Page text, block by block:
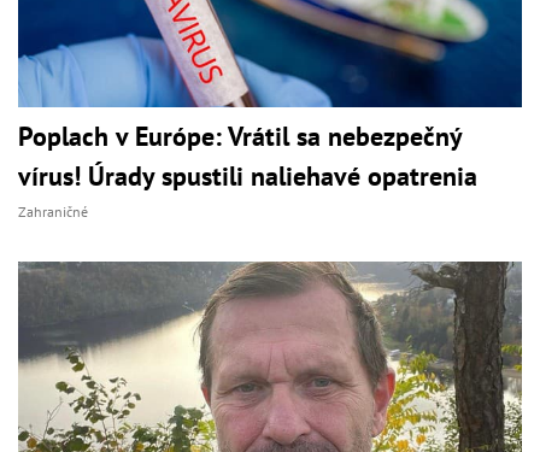
Poplach v Európe: Vrátil sa nebezpečný
vírus! Úrady spustili naliehavé opatrenia
Zahraničné